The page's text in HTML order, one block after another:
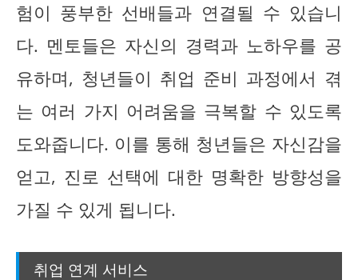
험이 풍부한 선배들과 연결될 수 있습니
다. 멘토들은 자신의 경력과 노하우를 공
유하며, 청년들이 취업 준비 과정에서 겪
는 여러 가지 어려움을 극복할 수 있도록
도와줍니다. 이를 통해 청년들은 자신감을
얻고, 진로 선택에 대한 명확한 방향성을
가질 수 있게 됩니다.
취업 연계 서비스